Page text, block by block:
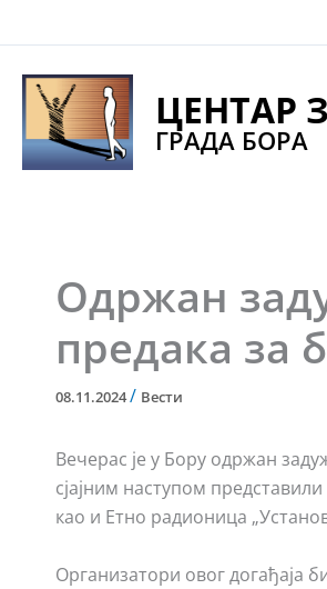
na
sadržaj
ЦЕНТАР
ГРАДА БОРА
Одржан
предака за
08.11.2024/ Вести
Вечерас је у Бору одржан
сјајним наступом
као и Етно радионица
Организатори овог догађаја